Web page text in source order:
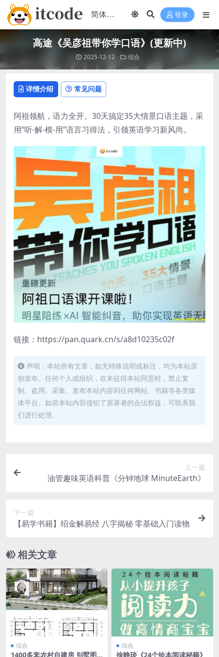
登录
高途《吴彦祖带你学口语》(更新中)
2025-12-12 综合
详情介绍 常见问题
阿祖领航，语力全开。30天搞定35大情景口语主题，采
用“听-解-模-用”语言习得法，引领英语学习新风尚。
链接：https://pan.quark.cn/s/a8d10235c02f
声明：本站所有文章，如无特殊说明或标注，均为本站原
创发布。任何个人或组织，在未征得本站同意时，禁止复
制、盗用、采集、发布本站内容到任何网站、书籍等各类媒
体平台。如若本站内容侵犯了原著者的合法权益，可联系我
们进行处理。
上一篇
油管趣味英语科普《分钟地球 MinuteEarth》
下一篇
【易学书籍】绍金解易经 八字揭秘 零基础入门读物
相关文章
综合
1400多套农村自建房 别墅图
综合
徐静琰《24个绘本阅读秘籍》